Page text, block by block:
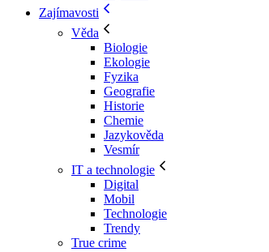
Zajímavosti
Věda
Biologie
Ekologie
Fyzika
Geografie
Historie
Chemie
Jazykověda
Vesmír
IT a technologie
Digital
Mobil
Technologie
Trendy
True crime